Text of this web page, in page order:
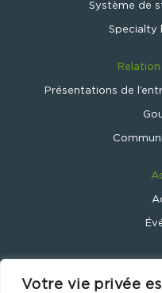
Votre vie privée
Système de
Specialty
Présentations de